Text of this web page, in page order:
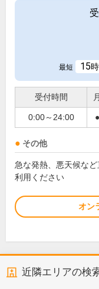
最短 15時
受付時間 月
0:00～24:00 ●
その他
急な発熱、悪天候な
利用ください
オン
近隣エリアの検